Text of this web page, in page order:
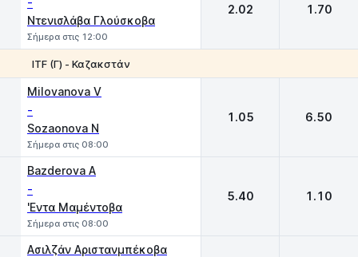
Ντενισλάβα Γλούσκοβα
Σήμερα στις 12:00
2.02 1.70
ITF (Γ) - Καζακστάν
Milovanova V
-
Sozaonova N
Σήμερα στις 08:00
1.05 6.50
Bazderova A
-
'Εντα Μαμέντοβα
Σήμερα στις 08:00
5.40 1.10
Ασιλζάν Αριστανμπέκοβα